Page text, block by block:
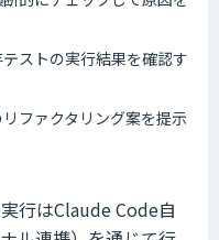
ストの実行結果を確認す
ファクタリング案を提示
行はClaude Code自